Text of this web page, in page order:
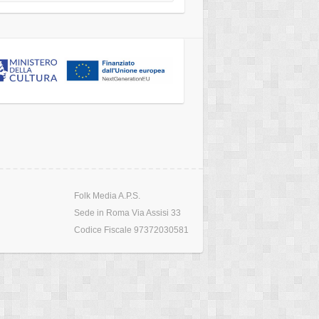
Folk Media A.P.S.
Sede in Roma Via Assisi 33
Codice Fiscale 97372030581